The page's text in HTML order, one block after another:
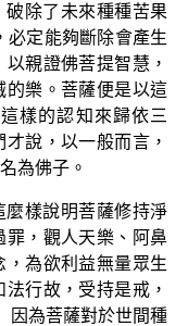
除了未來種種苦果
必定能夠斷除會產生
親證佛菩提智慧，
的樂。菩薩便是以這
樣的認知來歸依三
說，以一般而言，
為佛子。
樣說明菩薩修持淨
罪，觀人天樂、阿鼻
為欲利益無量眾生
行故，受持是戒，
因為菩薩對於世間種